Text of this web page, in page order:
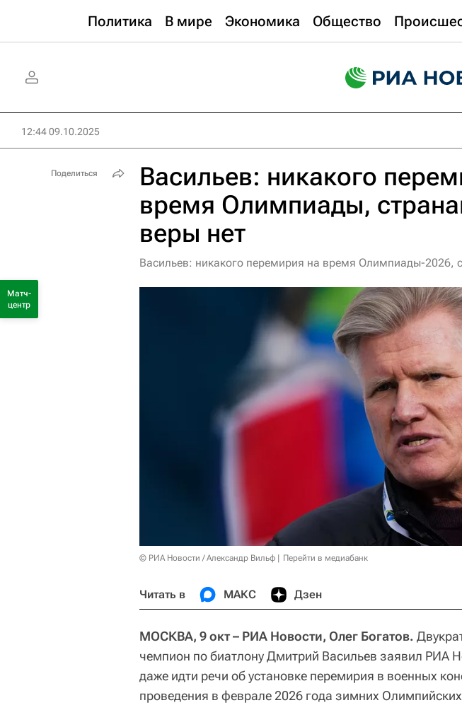
Политика В мире Экономика Общество
12:44 09.10.2025
Васильев: никакого
время Олимпиады,
веры нет
Васильев: никакого перемирия на время Олимпиады-2026,
© РИА Новости / Александр Вильф Перейти в медиабанк
Читать в МАКС Дзен
МОСКВА, 9 окт – РИА Новости, Олег Богатов.
чемпион по биатлону Дмитрий Васильев заявил РИА
даже идти речи об установке перемирия в военных
проведения в феврале 2026 года зимних
Поделиться
Матч-
центр